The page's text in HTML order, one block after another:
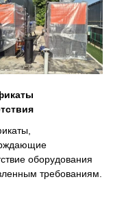
оборудования
требованиям.